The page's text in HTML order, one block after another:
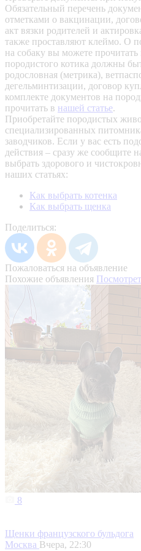
Обязательный перечень
отметками о вакцинации,
акт вязки родителей и
также проставляют клеймо. О
на собаку вы можете прочитать
породистого котика должны
родословная (метрика),
дегельминтизации, договор
комплекте документов на
прочитать в нашей статье.
Приобретайте породистых
специализированных
заводчиков. Если у вас есть
действия – сразу же сообщите
выбрать здорового и
наших статьях:
Как выбрать котенка
Как выбрать щенка
Поделиться:
Пожаловаться на объявление
Похожие объявления
8
Щенки французского бульдога
Москва Вчера, 22:30